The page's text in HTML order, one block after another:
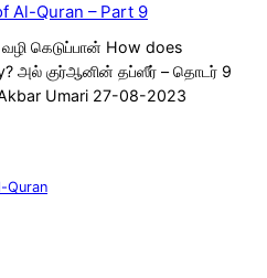
Al-Quran – Part 9
கெடுப்பான் How does
அல் குர்ஆனின் தப்ஸீர் – தொடர் 9
Umari 27-08-2023
Quran